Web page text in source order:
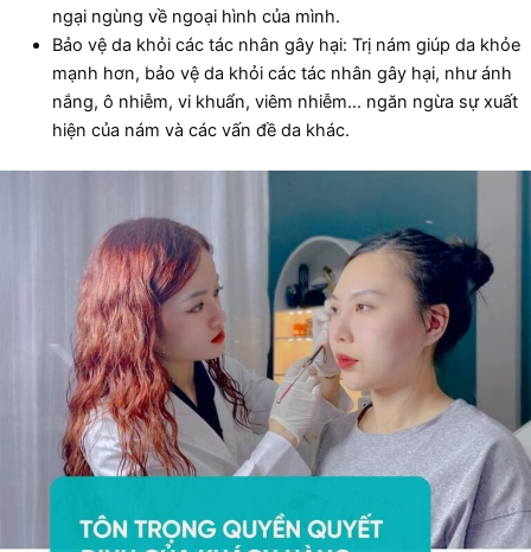
ngại ngùng về ngoại hình của mình.
Bảo vệ da khỏi các tác nhân gây hại: Trị nám giúp da khỏe
mạnh hơn, bảo vệ da khỏi các tác nhân gây hại, như ánh
nắng, ô nhiễm, vi khuẩn, viêm nhiễm… ngăn ngừa sự xuất
hiện của nám và các vấn đề da khác.